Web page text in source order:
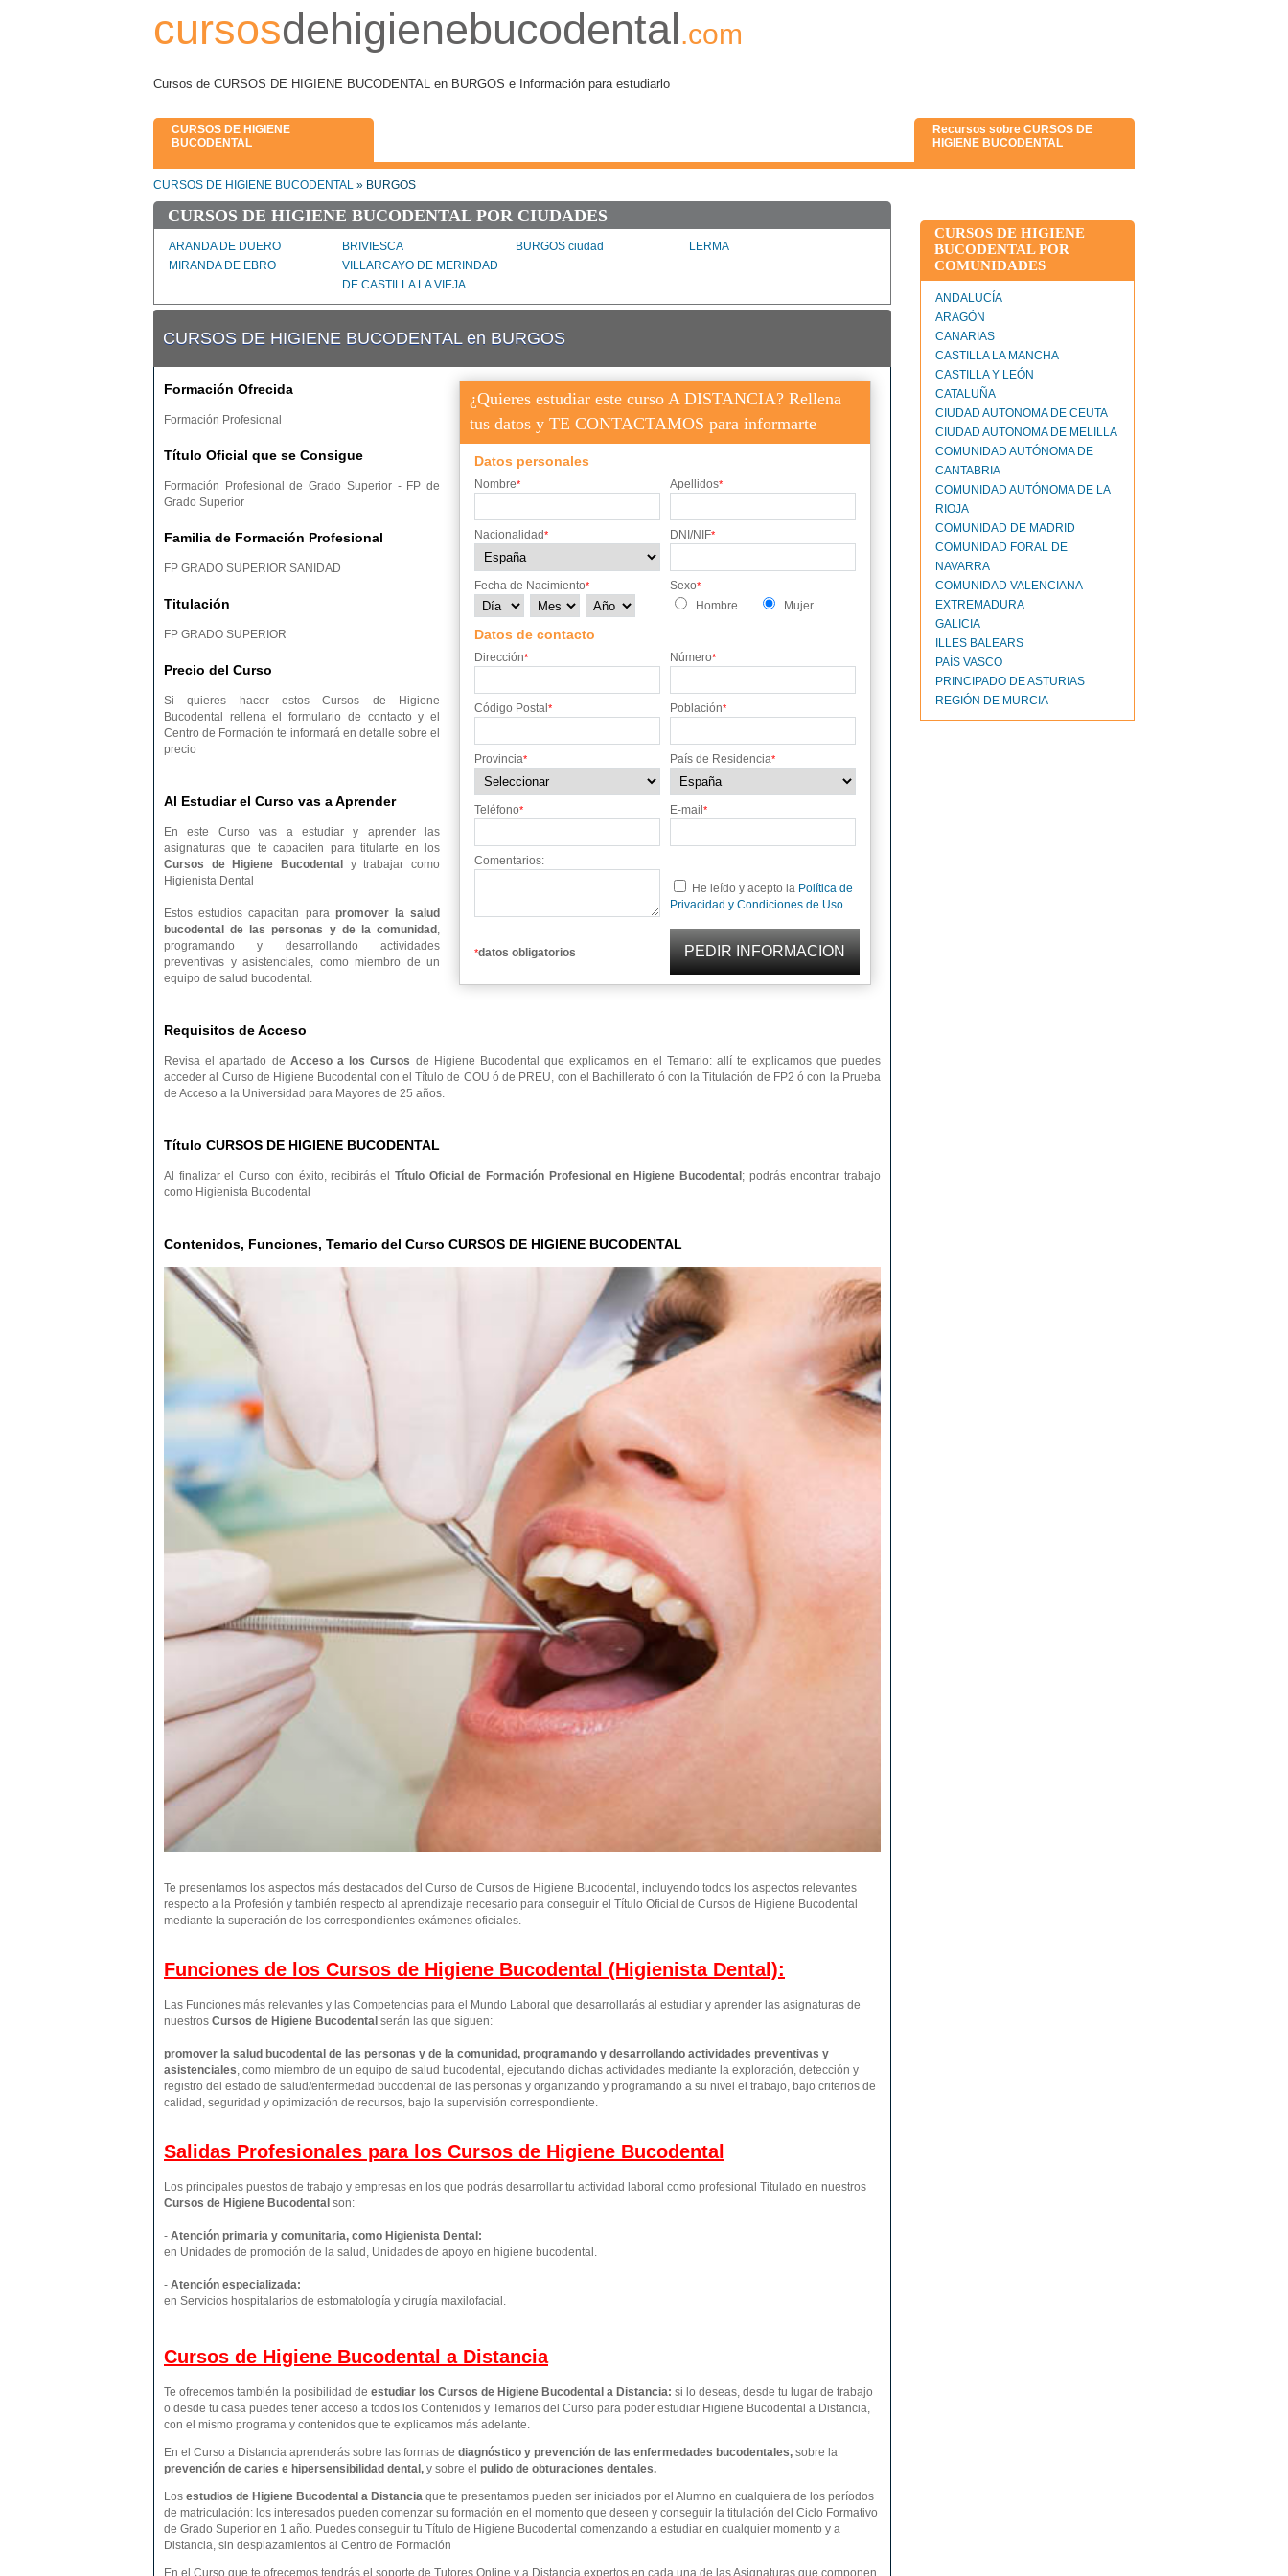
cursosdehigienebucodental.com
Cursos de CURSOS DE HIGIENE BUCODENTAL en BURGOS e Información para estudiarlo
CURSOS DE HIGIENE
BUCODENTAL
Recursos sobre CURSOS DE
HIGIENE BUCODENTAL
CURSOS DE HIGIENE BUCODENTAL » BURGOS
CURSOS DE HIGIENE BUCODENTAL POR CIUDADES
ARANDA DE DUERO BRIVIESCA BURGOS ciudad
LERMA
MIRANDA DE EBRO
VILLARCAYO DE MERINDAD
DE CASTILLA LA VIEJA
CURSOS DE HIGIENE BUCODENTAL en BURGOS
¿Quieres estudiar este curso A DISTANCIA? Rellena
tus datos y TE CONTACTAMOS para informarte
Datos personales
Nombre* Apellidos*
Nacionalidad* DNI/NIF*
Fecha de Nacimiento* Sexo*
Hombre Mujer
Datos de contacto
Dirección* Número*
Código Postal * Población*
Provincia* País de Residencia*
Teléfono* E-mail *
Comentarios:
He leído y acepto la Política de
Privacidad y Condiciones de Uso
*datos obligatorios
Formación Ofrecida
Formación Profesional
Título Oficial que se Consigue
Formación Profesional de Grado Superior - FP de
Grado Superior
Familia de Formación Profesional
FP GRADO SUPERIOR SANIDAD
Titulación
FP GRADO SUPERIOR
Precio del Curso
Si quieres hacer estos Cursos de Higiene
Bucodental rellena el formulario de contacto y el
Centro de Formación te informará en detalle sobre el
precio
Al Estudiar el Curso vas a Aprender
En este Curso vas a estudiar y aprender las
asignaturas que te capaciten para titularte en los
Cursos de Higiene Bucodental
y trabajar como
Higienista Dental
Estos estudios capacitan para promover la salud
bucodental de las personas y de la comunidad ,
programando y desarrollando actividades
preventivas y asistenciales, como miembro de un
equipo de salud bucodental.
Requisitos de Acceso
Revisa el apartado de Acceso a los Cursos de Higiene Bucodental que explicamos en el Temario: allí te explicamos que puedes
acceder al Curso de Higiene Bucodental con el Título de COU ó de PREU, con el Bachillerato ó con la Titulación de FP2 ó con la Prueba
de Acceso a la Universidad para Mayores de 25 años.
Título CURSOS DE HIGIENE BUCODENTAL
Al finalizar el Curso con éxito, recibirás el Título Oficial de Formación Profesional en Higiene Bucodental ; podrás encontrar trabajo
como Higienista Bucodental
Contenidos, Funciones, Temario del Curso CURSOS DE HIGIENE BUCODENTAL
Te presentamos los aspectos más destacados del Curso de Cursos de Higiene Bucodental, incluyendo todos los aspectos relevantes
respecto a la Profesión y también respecto al aprendizaje necesario para conseguir el Título Oficial de Cursos de Higiene Bucodental
mediante la superación de los correspondientes exámenes oficiales.
Funciones de los Cursos de Higiene Bucodental (Higienista Dental):
Las Funciones más relevantes y las Competencias para el Mundo Laboral que desarrollarás al estudiar y aprender las asignaturas de
nuestros Cursos de Higiene Bucodental serán las que siguen:
promover la salud bucodental de las personas y de la comunidad, programando y desarrollando actividades preventivas y
asistenciales , como miembro de un equipo de salud bucodental, ejecutando dichas actividades mediante la exploración, detección y
registro del estado de salud/enfermedad bucodental de las personas y organizando y programando a su nivel el trabajo, bajo criterios de
calidad, seguridad y optimización de recursos, bajo la supervisión correspondiente.
Salidas Profesionales para los Cursos de Higiene Bucodental
Los principales puestos de trabajo y empresas en los que podrás desarrollar tu actividad laboral como profesional Titulado en nuestros
Cursos de Higiene Bucodental son:
- Atención primaria y comunitaria, como Higienista Dental:
en Unidades de promoción de la salud, Unidades de apoyo en higiene bucodental.
- Atención especializada:
en Servicios hospitalarios de estomatología y cirugía maxilofacial.
Cursos de Higiene Bucodental a Distancia
Te ofrecemos también la posibilidad de estudiar los Cursos de Higiene Bucodental a Distancia: si lo deseas, desde tu lugar de trabajo
o desde tu casa puedes tener acceso a todos los Contenidos y Temarios del Curso para poder estudiar Higiene Bucodental a Distancia,
con el mismo programa y contenidos que te explicamos más adelante.
En el Curso a Distancia aprenderás sobre las formas de diagnóstico y prevención de las enfermedades bucodentales, sobre la
prevención de caries e hipersensibilidad dental, y sobre el pulido de obturaciones dentales.
Los estudios de Higiene Bucodental a Distancia que te presentamos pueden ser iniciados por el Alumno en cualquiera de los períodos
de matriculación: los interesados pueden comenzar su formación en el momento que deseen y conseguir la titulación del Ciclo Formativo
de Grado Superior en 1 año. Puedes conseguir tu Título de Higiene Bucodental comenzando a estudiar en cualquier momento y a
Distancia, sin desplazamientos al Centro de Formación
En el Curso que te ofrecemos tendrás el soporte de Tutores Online y a Distancia expertos en cada una de las Asignaturas que componen
CURSOS DE HIGIENE
BUCODENTAL POR
COMUNIDADES
ANDALUCÍA
ARAGÓN
CANARIAS
CASTILLA LA MANCHA
CASTILLA Y LEÓN
CATALUÑA
CIUDAD AUTONOMA DE CEUTA
CIUDAD AUTONOMA DE MELILLA
COMUNIDAD AUTÓNOMA DE
CANTABRIA
COMUNIDAD AUTÓNOMA DE LA
RIOJA
COMUNIDAD DE MADRID
COMUNIDAD FORAL DE
NAVARRA
COMUNIDAD VALENCIANA
EXTREMADURA
GALICIA
ILLES BALEARS
PAÍS VASCO
PRINCIPADO DE ASTURIAS
REGIÓN DE MURCIA